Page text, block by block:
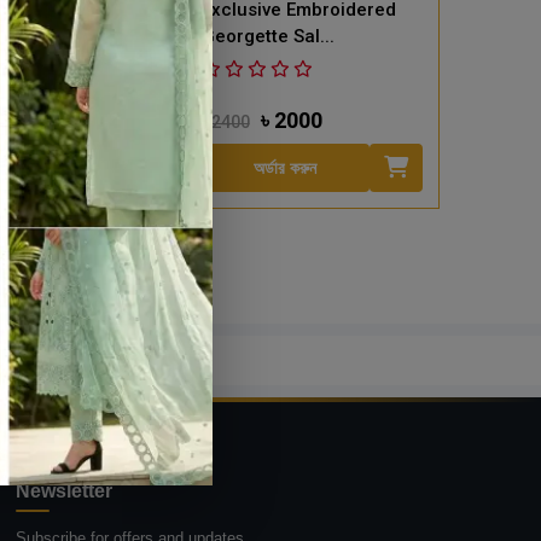
Embroidered
Sal...
2000
করুন
Exclusive Embroidered
Georgette Sal...
৳ 2400 ৳ 2000
অর্ডার করুন
Newsletter